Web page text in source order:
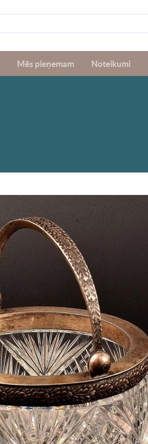
Mēs pieņemam Noteikumi